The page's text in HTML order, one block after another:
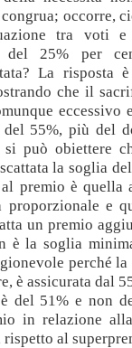
occorre,
tra voti
del 25% per
La risposta
che il
eccessivo
55%, più del
può obiettere
la soglia
premio è quella
e
un premio
è la soglia
perché
è assicurata dal
del 51% e non
in relazione
al